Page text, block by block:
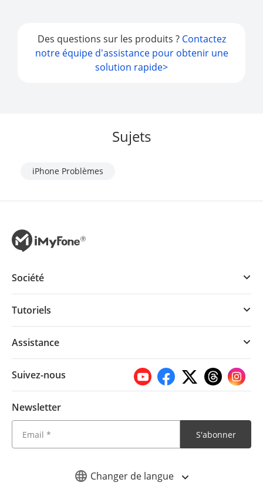
Des questions sur les produits ? Contactez
notre équipe d'assistance pour obtenir une
solution rapide>
Sujets
iPhone Problèmes
Changer de langue
Société
Tutoriels
Assistance
Suivez-nous
Newsletter
S'abonner